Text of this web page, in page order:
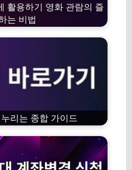
활용하기 영화 관람의 즐
는 비법
리는 종합 가이드